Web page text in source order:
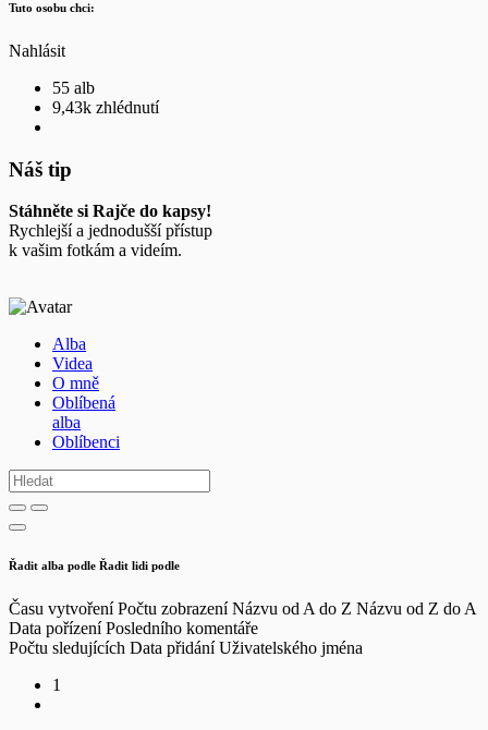
Tuto osobu chci:
Nahlásit
55 alb
9,43k zhlédnutí
Náš tip
Stáhněte si Rajče do kapsy!
Rychlejší a jednodušší přístup
k vašim fotkám a videím.
Alba
Videa
O mně
Oblíbená
alba
Oblíbenci
Řadit alba podle Řadit lidi podle
Času vytvoření Počtu zobrazení Názvu od A do Z Názvu od Z do A
Data pořízení Posledního komentáře
Počtu sledujících Data přidání Uživatelského jména
1